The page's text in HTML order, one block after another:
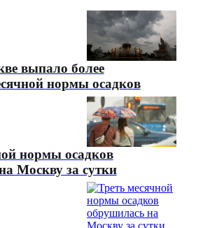
выпало более
нормы осадков
нормы осадков
Москву за сутки